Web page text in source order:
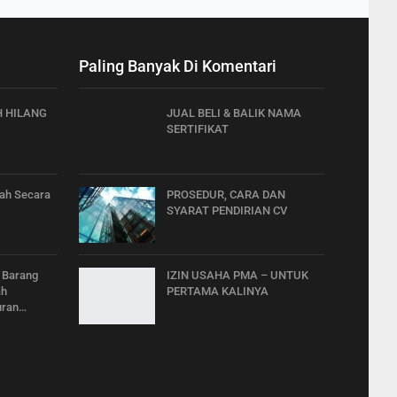
HILANG
Secara
Paling Banyak Di Komentari
JUAL BELI & BALIK NAMA
SERTIFIKAT
PROSEDUR, CARA DAN
SYARAT PENDIRIAN CV
IZIN USAHA PMA – UNTUK
PERTAMA KALINYA